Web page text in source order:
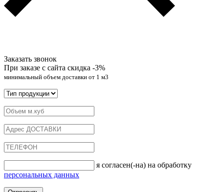
Заказать звонок
При заказе с сайта скидка -3%
минимальный объем доставки от 1 м3
я согласен(-на) на обработку
персональных данных